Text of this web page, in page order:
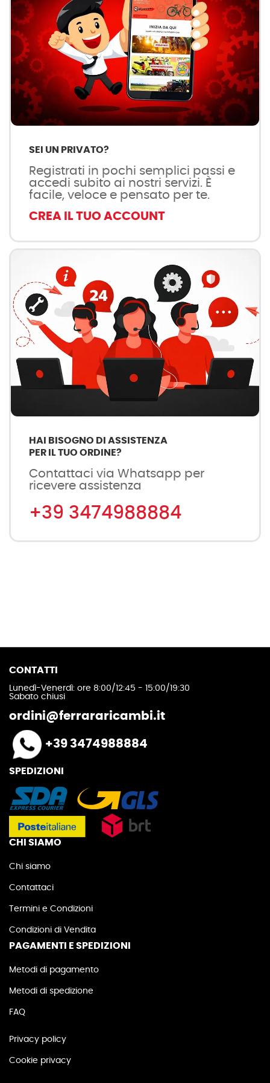
SEI UN PRIVATO?
Registrati in pochi semplici passi e
accedi subito ai nostri servizi. È
facile, veloce e pensato per te.
CREA IL TUO ACCOUNT
HAI BISOGNO DI ASSISTENZA
PER IL TUO ORDINE?
Contattaci via Whatsapp per
ricevere assistenza
+39 3474988884
CONTATTI
Lunedì-Venerdì: ore 8:00/12:45 - 15:00/19:30
Sabato chiusi
ordini@ferrararicambi.it
+39 3474988884
SPEDIZIONI
CHI SIAMO
Chi siamo
Contattaci
Termini e Condizioni
Condizioni di Vendita
PAGAMENTI E SPEDIZIONI
Metodi di pagamento
Metodi di spedizione
FAQ
Privacy policy
Cookie privacy